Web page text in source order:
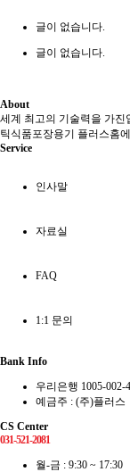
글이 없습니다.
글이 없습니다.
About
세계 최고의 기술력을 가
틱식품포장용기 플러스홈
Service
인사말
자료실
FAQ
1:1 문의
Bank Info
우리은행 1005-002-
예금주 : (주)플러스
CS Center
031-521-2081
월-금 : 9:30 ~ 17:30